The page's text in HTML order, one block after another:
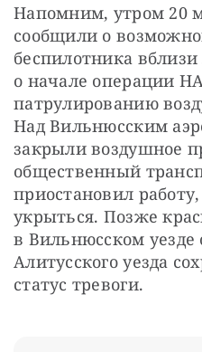
Напомним, утром 20
сообщили о
беспилотника
о начале операции
патрулированию
Над Вильнюсским
закрыли воздушное
общественный
приостановил
укрыться. Позже
в Вильнюсском
Алитусского уезда
статус тревоги.